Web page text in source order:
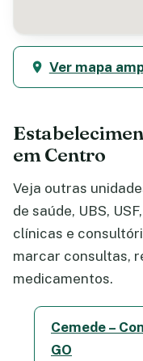
Ver mapa
em Centro
Veja outras
de saúde, UBS,
clínicas e
marcar consultas,
medicamentos.
Cemede –
GO